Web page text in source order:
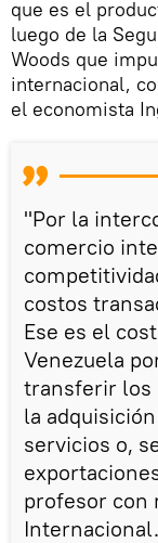
que es el
luego de la
Woods que
internacional,
el economista
"Por la
comercio
costos
Ese es el
Venezuela
transferir los
la
servicios o,
profesor con
Internacional.